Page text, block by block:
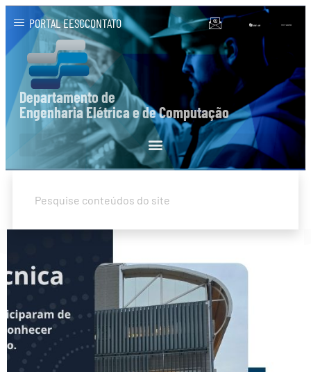
PORTAL EESCCONTATO
Departamento de
Engenharia Elétrica e de Computação